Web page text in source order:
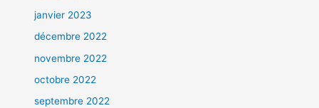
janvier 2023
décembre 2022
novembre 2022
octobre 2022
septembre 2022